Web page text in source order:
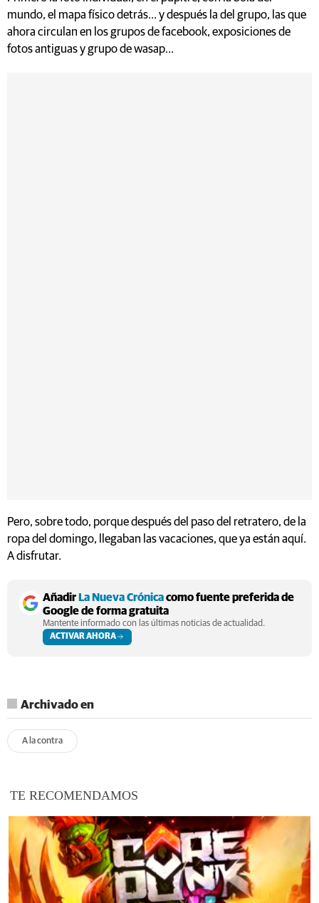
mundo, el mapa físico detrás... y después la del grupo, las que
ahora circulan en los grupos de facebook, exposiciones de
fotos antiguas y grupo de wasap...
Pero, sobre todo, porque después del paso del retratero, de la
ropa del domingo, llegaban las vacaciones, que ya están aquí.
A disfrutar.
AñadirLa Nueva Crónicacomo fuente preferida de
Google de forma gratuita
Mantente informado con las últimas noticias de actualidad.
ACTIVAR AHORA
Archivado en
A la contra
TE RECOMENDAMOS